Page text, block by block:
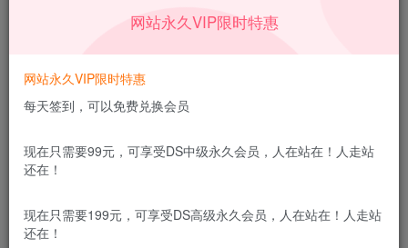
中视频音乐号，纯原创，新手小白都可以
此内容为付费资源，请付费后查看
￥1.99
DS中级会员免费
本站付费资源为网络虚拟产品，由于网络资源具有极快的可复制性，
网站永久VIP限时特惠
网站永久VIP限时特惠
每天签到，可以免费兑换会员
现在只需要99元，可享受DS中级永久会员，人在站在！人走站
还在！
现在只需要199元，可享受DS高级永久会员，人在站在！人走站
还在！